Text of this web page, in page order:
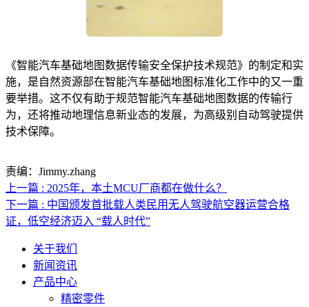
《智能汽车基础地图数据传输安全保护技术规范》的制定和实
施，是自然资源部在智能汽车基础地图标准化工作中的又一重
要举措。这不仅有助于规范智能汽车基础地图数据的传输行
为，还将推动地理信息新业态的发展，为高级别自动驾驶提供
技术保障。
责编：Jimmy.zhang
上一篇 : 2025年，本土MCU厂商都在做什么？
下一篇 : 中国颁发首批载人类民用无人驾驶航空器运营合格
证，低空经济迈入 “载人时代”
关于我们
新闻资讯
产品中心
精密零件